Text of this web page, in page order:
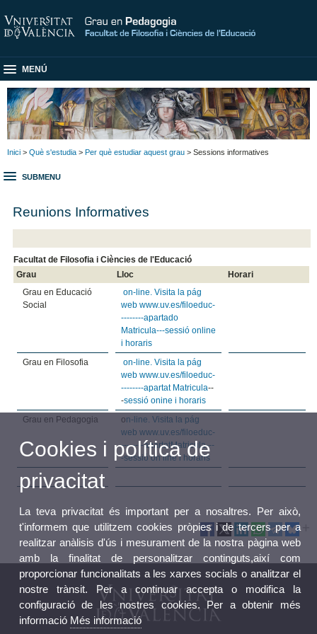
MENÚ
Inici > Què s'estudia > Per què estudiar aquest grau > Sessions informatives
SUBMENU
Reunions Informatives
Facultat de Filosofia i Ciències de l'Educació
Grau
Lloc
Horari
Grau en Educació
Social
on-line. Visita la pág
web www.uv.es/filoeduc-
--------apartado
Matricula---sessió online
i horaris
Grau en Filosofia
on-line. Visita la pág
web www.uv.es/filoeduc-
--------apartat Matricula--
-sessió onine i horaris
Grau en Pedagogia
on-line. Visita la pág
web www.uv.es/filoeduc-
--------apartatMatricula---
-sessió on line i horaris
Cookies i política de
privacitat
La teva privacitat és important per a nosaltres. Per això,
t'informem que utilitzem cookies pròpies i de tercers per a
realitzar anàlisis d'ús i mesurament de la nostra pàgina web
amb la finalitat de personalitzar continguts,així com
proporcionar funcionalitats a les xarxes socials o analitzar el
nostre trànsit. Per a continuar accepta o modifica la
configuració de les nostres cookies. Per a obtenir més
informació Més informació